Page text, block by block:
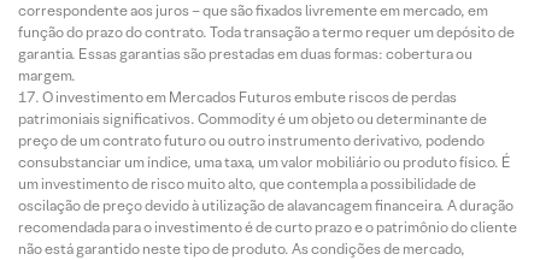
correspondente aos juros – que são fixados livremente em mercado, em
função do prazo do contrato. Toda transação a termo requer um depósito de
garantia. Essas garantias são prestadas em duas formas: cobertura ou
margem.
O investimento em Mercados Futuros embute riscos de perdas
patrimoniais significativos. Commodity é um objeto ou determinante de
preço de um contrato futuro ou outro instrumento derivativo, podendo
consubstanciar um índice, uma taxa, um valor mobiliário ou produto físico. É
um investimento de risco muito alto, que contempla a possibilidade de
oscilação de preço devido à utilização de alavancagem financeira. A duração
recomendada para o investimento é de curto prazo e o patrimônio do cliente
não está garantido neste tipo de produto. As condições de mercado,